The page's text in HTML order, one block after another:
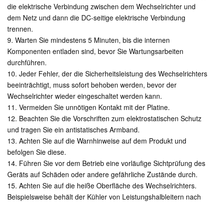
die elektrische Verbindung zwischen dem Wechselrichter und
dem Netz und dann die DC-seitige elektrische Verbindung
trennen.
9. Warten Sie mindestens 5 Minuten, bis die internen
Komponenten entladen sind, bevor Sie Wartungsarbeiten
durchführen.
10. Jeder Fehler, der die Sicherheitsleistung des Wechselrichters
beeinträchtigt, muss sofort behoben werden, bevor der
Wechselrichter wieder eingeschaltet werden kann.
11. Vermeiden Sie unnötigen Kontakt mit der Platine.
12. Beachten Sie die Vorschriften zum elektrostatischen Schutz
und tragen Sie ein antistatisches Armband.
13. Achten Sie auf die Warnhinweise auf dem Produkt und
befolgen Sie diese.
14. Führen Sie vor dem Betrieb eine vorläufige Sichtprüfung des
Geräts auf Schäden oder andere gefährliche Zustände durch.
15. Achten Sie auf die heiße Oberfläche des Wechselrichters.
Beispielsweise behält der Kühler von Leistungshalbleitern nach